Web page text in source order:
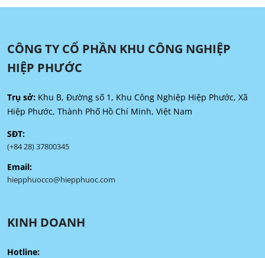
CÔNG TY CỔ PHẦN KHU CÔNG NGHIỆP
HIỆP PHƯỚC
Trụ sở: Khu B, Đường số 1, Khu Công Nghiệp Hiệp Phước, Xã
Hiệp Phước, Thành Phố Hồ Chí Minh, Việt Nam
SĐT:
(+84 28) 37800345
Email:
hiepphuocco@hiepphuoc.com
KINH DOANH
Hotline: